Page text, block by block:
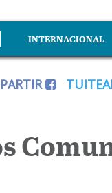
INTERNACIONAL